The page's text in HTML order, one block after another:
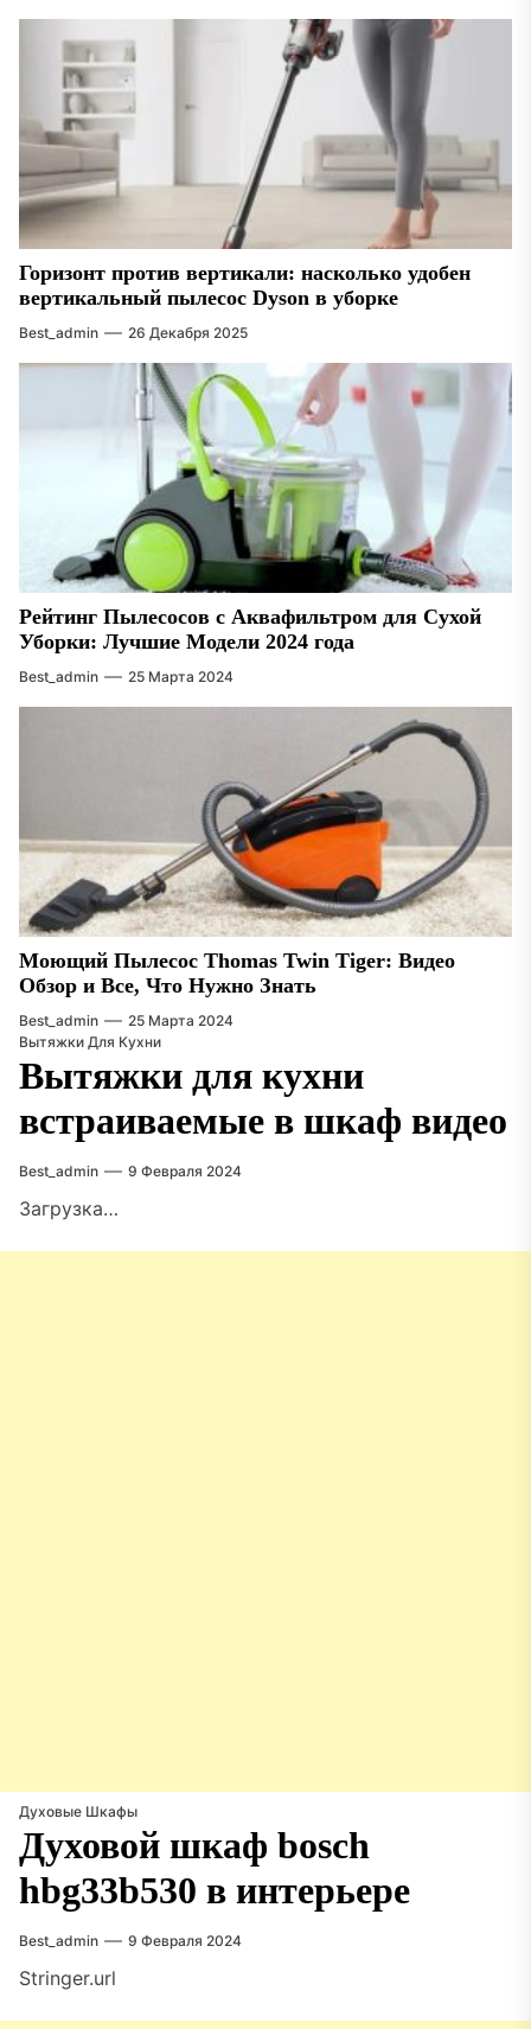
Горизонт против вертикали: насколько удобен
вертикальный пылесос Dyson в уборке
Best_admin 26 Декабря 2025
Рейтинг Пылесосов с Аквафильтром для Сухой
Уборки: Лучшие Модели 2024 года
Best_admin 25 Марта 2024
Моющий Пылесос Thomas Twin Tiger: Видео
Обзор и Все, Что Нужно Знать
Best_admin
25 Марта 2024
Вытяжки Для Кухни
Вытяжки для кухни
встраиваемые в шкаф видео
Best_admin 9 Февраля 2024
Загрузка…
Духовые Шкафы
Духовой шкаф bosch
hbg33b530 в интерьере
Best_admin 9 Февраля 2024
Stringer.url